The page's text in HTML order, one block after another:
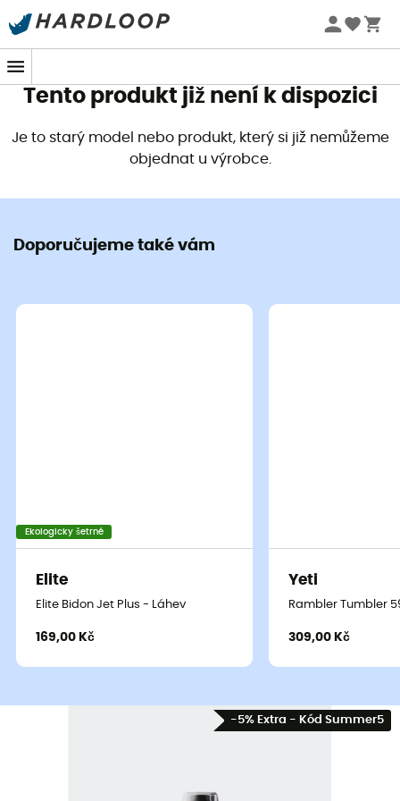
Letní akce 🔥 -5 % EXTRA při nákupu 2 produktů* s kódem
Tento produkt již není k dispozici
Je to starý model nebo produkt, který si již nemůžeme
objednat u výrobce.
Doporučujeme také vám
Ekologicky šetrné
Elite
Elite Bidon Jet Plus - Láhev
169,00 Kč
Yeti
Rambler Tumbler
309,00 Kč
-5% Extra - Kód Summer5